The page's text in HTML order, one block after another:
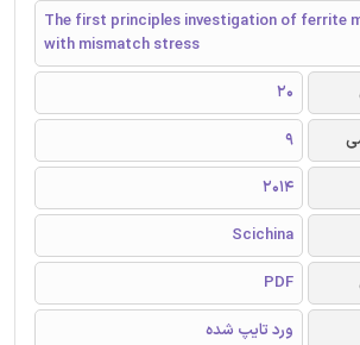
The first principles investigation of ferrite
with mismatch stress
20
9
2014
Scichina
PDF
ورد تایپ شده